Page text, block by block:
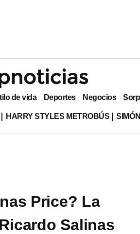
de vida Deportes Negocios
HARRY STYLES METROBÚS
Price? La
Salinas